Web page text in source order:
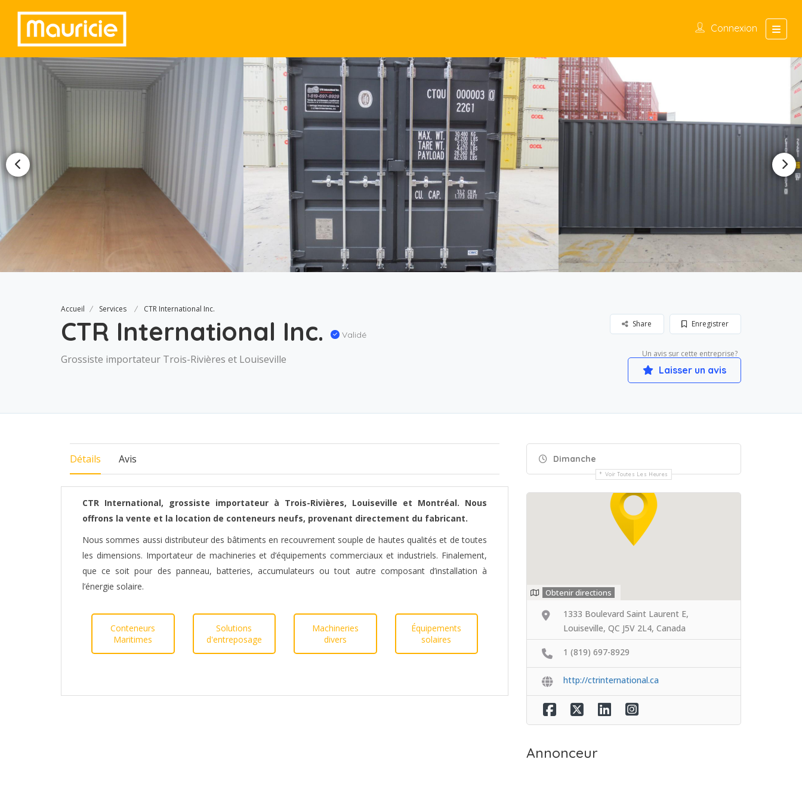
Connexion
Accueil Services CTR International Inc.
CTR International Inc. Validé
Grossiste importateur Trois-Rivières et Louiseville
Enregistrer
Share
Un avis sur cette entreprise?
Laisser un avis
Détails Avis
CTR International, grossiste importateur à Trois-Rivières, Louiseville et Montréal. Nous
offrons la vente et la location de conteneurs neufs, provenant directement du fabricant.
Nous sommes aussi distributeur des bâtiments en recouvrement souple de hautes qualités et de toutes
les dimensions. Importateur de machineries et d’équipements commerciaux et industriels. Finalement,
que ce soit pour des panneau, batteries, accumulateurs ou tout autre composant d’installation à
l’énergie solaire.
Conteneurs
Maritimes
Solutions
d'entreposage
Machineries
divers
Équipements
solaires
Dimanche
Voir Toutes Les Heures
Obtenir directions
1333 Boulevard Saint Laurent E,
Louiseville, QC J5V 2L4, Canada
1 (819) 697-8929
http://ctrinternational.ca
Annonceur